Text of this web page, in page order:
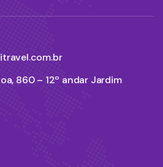
860 – 12º andar Jardim